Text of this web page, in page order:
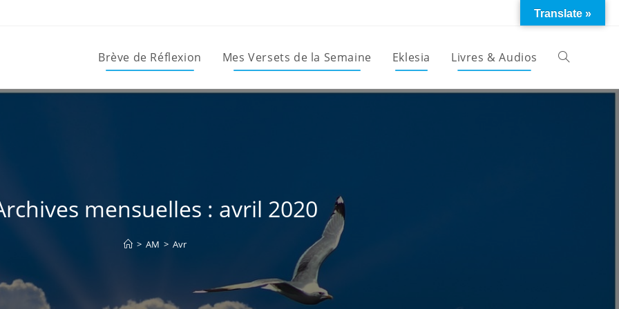
Brève de Réflexion Mes Versets de la Semaine Eklesia Livres & Audios Toggle
mensuelles : avril 2020
> AM > Avr
Translate »